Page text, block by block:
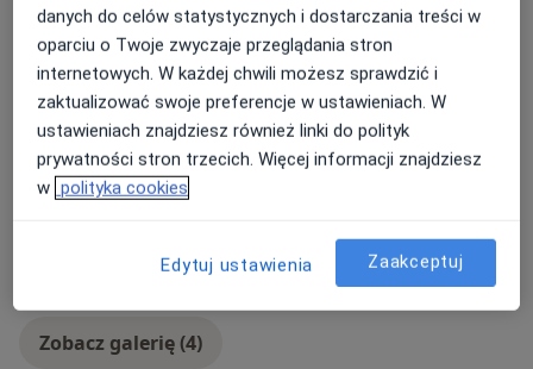
Rodzaje konsultacji
StacjonarneZobacz lokalizacje (2)
Konsultacje onlineZobacz kalendarz online
Zdjęcia i filmy
Zobacz galerię (4)
danych do celów statystycznych i dostarczania treści w
oparciu o Twoje zwyczaje przeglądania stron
internetowych. W każdej chwili możesz sprawdzić i
zaktualizować swoje preferencje w ustawieniach. W
ustawieniach znajdziesz również linki do polityk
prywatności stron trzecich. Więcej informacji znajdziesz
w polityka cookies
Edytuj ustawienia Zaakceptuj